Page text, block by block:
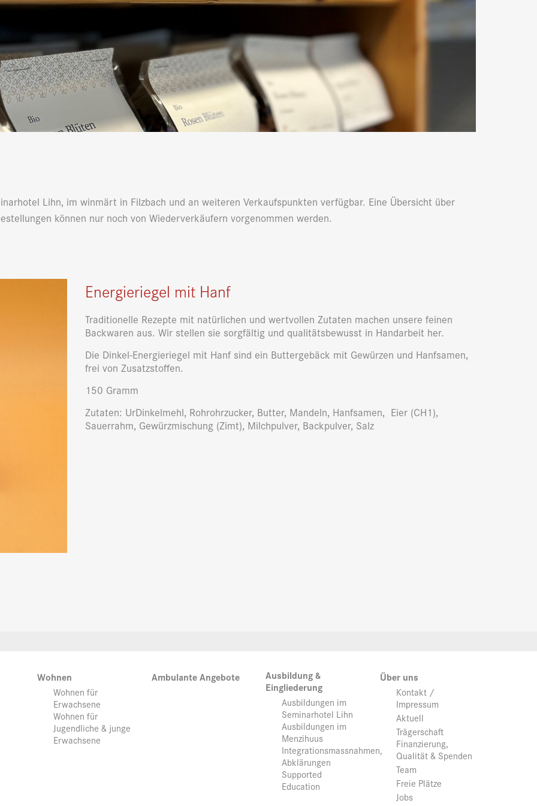
Lihn, im winmärt in Filzbach und an weiteren Verkaufspunkten verfügbar. Eine Übersicht über
können nur noch von Wiederverkäufern vorgenommen werden.
Energieriegel mit Hanf
Traditionelle Rezepte mit natürlichen und wertvollen Zutaten machen unsere feinen
Backwaren aus. Wir stellen sie sorgfältig und qualitätsbewusst in Handarbeit her.
Die Dinkel-Energieriegel mit Hanf sind ein Buttergebäck mit Gewürzen und Hanfsamen,
frei von Zusatzstoffen.
150 Gramm
Zutaten: UrDinkelmehl, Rohrohrzucker, Butter, Mandeln, Hanfsamen, Eier (CH1),
Sauerrahm, Gewürzmischung (Zimt), Milchpulver, Backpulver, Salz
Wohnen
Wohnen für
Erwachsene
Wohnen für
Jugendliche & junge
Erwachsene
Ambulante Angebote
Ausbildung &
Eingliederung
Ausbildungen im
Seminarhotel Lihn
Ausbildungen im
Menzihuus
Integrationsmassnahmen,
Abklärungen
Supported
Education
Über uns
Kontakt /
Impressum
Aktuell
Trägerschaft
Finanzierung,
Qualität & Spenden
Team
Freie Plätze
Jobs